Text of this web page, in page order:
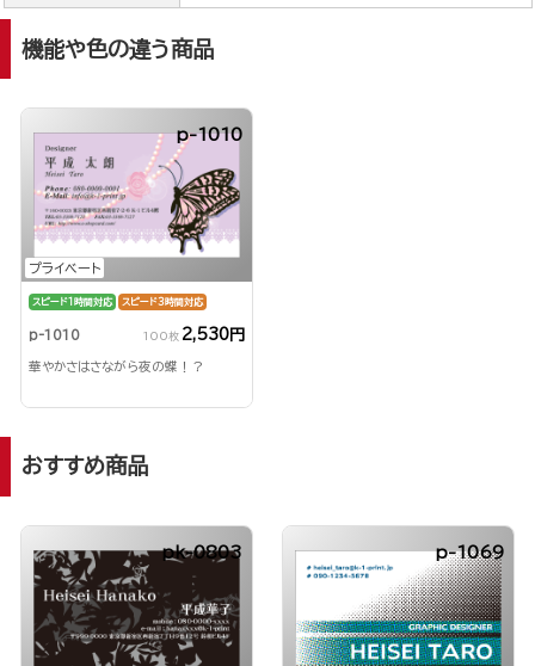
機能や色の違う商品
プライベート
p-1010
スピード1時間対応 スピード3時間対応
p-1010 100枚 2,530円
華やかさはさながら夜の蝶！？
おすすめ商品
pk-0803 p-1069